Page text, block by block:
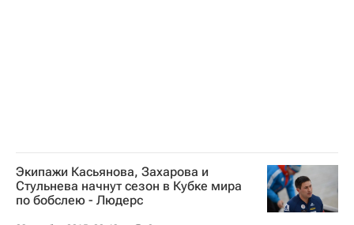
Экипажи Касьянова, Захарова и
Стульнева начнут сезон в Кубке мира
по бобслею - Людерс